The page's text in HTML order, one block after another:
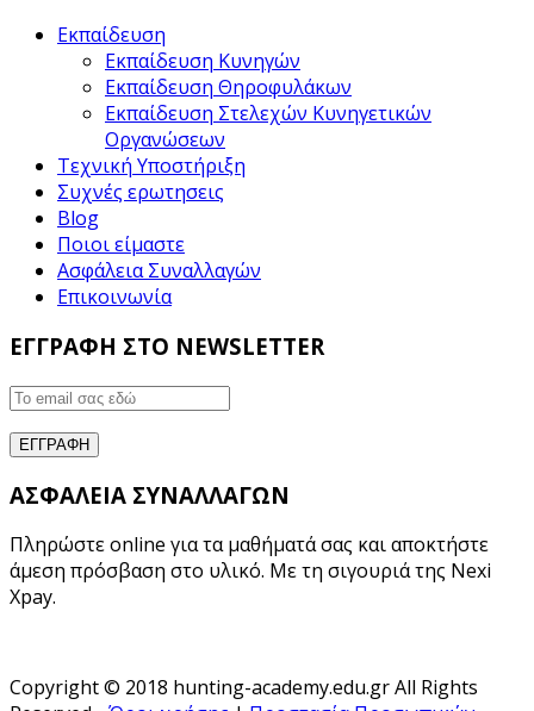
Εκπαίδευση
Εκπαίδευση Κυνηγών
Εκπαίδευση Θηροφυλάκων
Εκπαίδευση Στελεχών Κυνηγετικών
Οργανώσεων
Τεχνική Υποστήριξη
Συχνές ερωτησεις
Blog
Ποιοι είμαστε
Ασφάλεια Συναλλαγών
Επικοινωνία
ΕΓΓΡΑΦΗ ΣΤΟ NEWSLETTER
ΑΣΦΑΛΕΙΑ ΣΥΝΑΛΛΑΓΩΝ
Πληρώστε online για τα μαθήματά σας και αποκτήστε
άμεση πρόσβαση στο υλικό. Με τη σιγουριά της Nexi
Xpay.
Copyright © 2018 hunting-academy.edu.gr All Rights